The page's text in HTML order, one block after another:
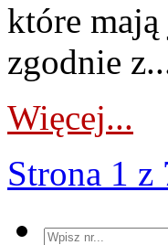
które
zgodnie
Więcej...
Strona 1 z